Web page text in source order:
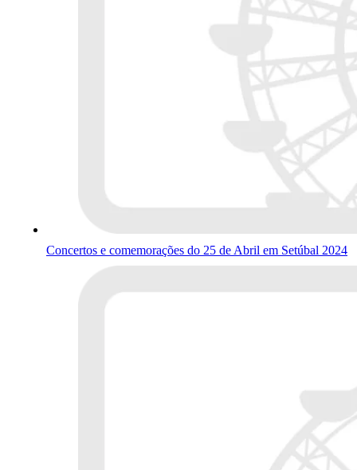
Concertos e comemorações do 25 de Abril em Setúbal 2024